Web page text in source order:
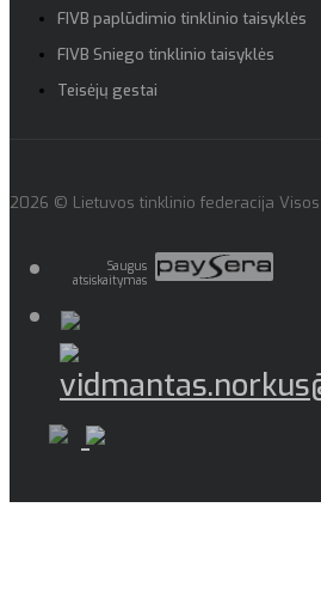
FIVB paplūdimio tinklinio taisyklės
FIVB Sniego tinklinio taisyklės
Teisėjų gestai
2026 © Lietuvos tinklinio federacija
Saugus
atsiskaitymas